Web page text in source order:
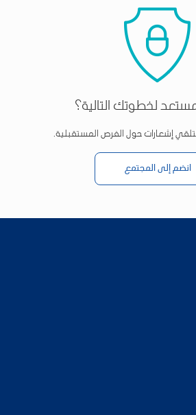
لخطوتك التالية؟
إشعارات حول الفرص المستقبلية.
انضم إلى المجتمع